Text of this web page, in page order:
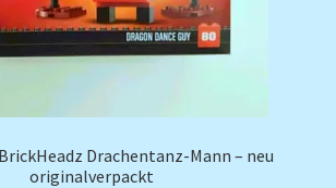
Drachentanz-Mann – neu
originalverpackt